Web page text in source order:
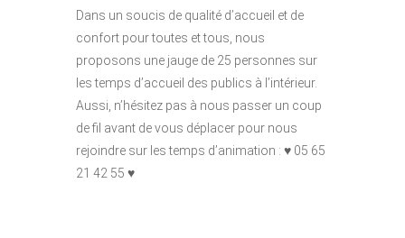
Dans un soucis de qualité d’accueil et de
confort pour toutes et tous, nous
proposons une jauge de 25 personnes sur
les temps d’accueil des publics à l’intérieur.
Aussi, n’hésitez pas à nous passer un coup
de fil avant de vous déplacer pour nous
rejoindre sur les temps d’animation : ♥ 05 65
21 42 55 ♥